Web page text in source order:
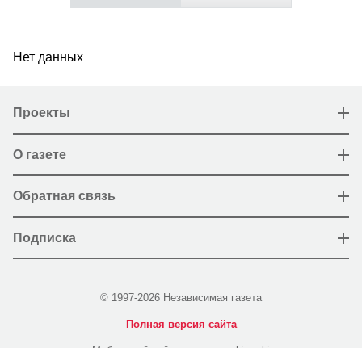
Нет данных
Проекты
О газете
Обратная связь
Подписка
© 1997-2026 Независимая газета
Полная версия сайта